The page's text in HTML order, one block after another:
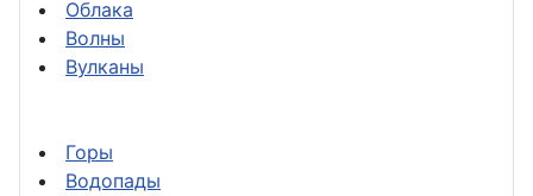
Облака
Волны
Вулканы
Горы
Водопады